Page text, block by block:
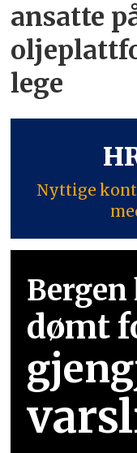
ansatte
lege
Nyttige
dømt